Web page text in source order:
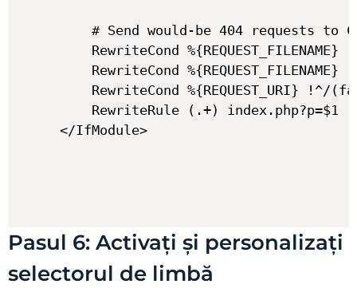
# Send would-be 404 requests to
RewriteCond %{REQUEST_FILENAME}
RewriteCond %{REQUEST_FILENAME}
RewriteCond %{REQUEST_URI} !^/
RewriteRule (.+) index.php?p=$1
</IfModule>
Pasul 6: Activați și personalizați
selectorul de limbă